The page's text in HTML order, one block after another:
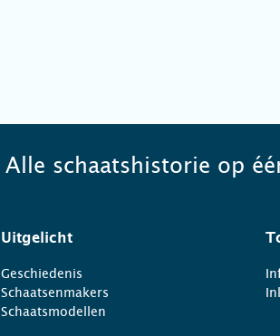
Alle schaatshistorie op
Uitgelicht
Geschiedenis
Schaatsenmakers
Schaatsmodellen